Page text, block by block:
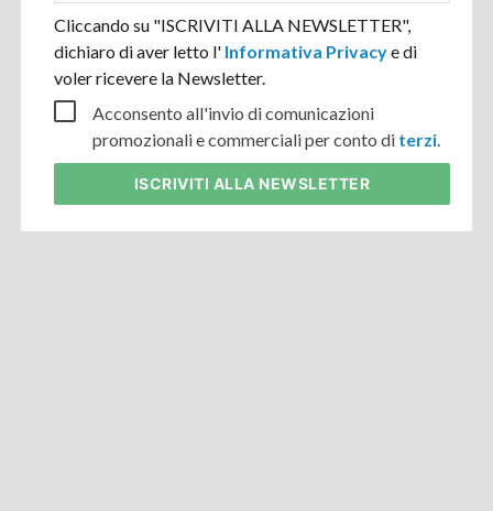
Cliccando su "ISCRIVITI ALLA NEWSLETTER",
dichiaro di aver letto l' Informativa Privacye di
voler ricevere la Newsletter.
Acconsento all'invio di comunicazioni
promozionali e commerciali per conto di terzi.
ISCRIVITI ALLA NEWSLETTER